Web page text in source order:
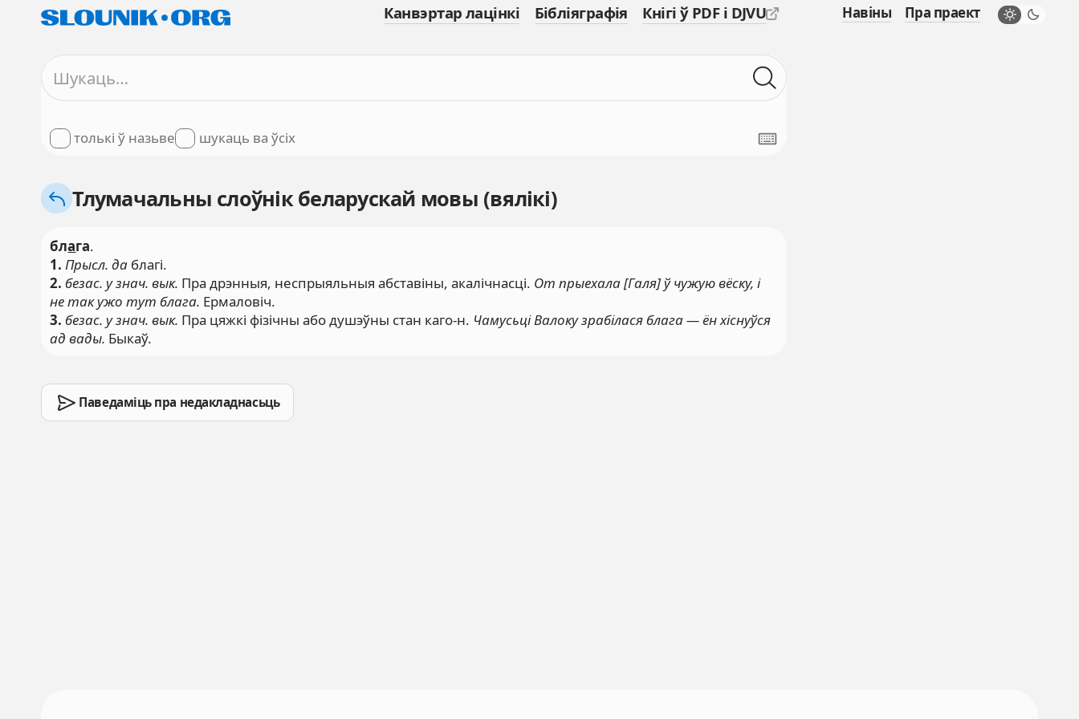
Канвэртар лацінкі Бібліяграфія Кнігі ў PDF і DJVU Навіны Пра праект
толькі ў назьве шукаць ва ўсіх
Тлумачальны слоўнік беларускай мовы (вялікі)
блага.
1. Прысл. да благі.
2. безас. у знач. вык. Пра дрэнныя, неспрыяльныя абставіны, акалічнасці. От прыехала [Галя] ў чужую вёску, і
не так ужо тут блага. Ермаловіч.
3. безас. у знач. вык. Пра цяжкі фізічны або душэўны стан каго-н. Чамусьці Валоку зрабілася блага — ён хіснуўся
ад вады. Быкаў.
Паведаміць пра недакладнасьць